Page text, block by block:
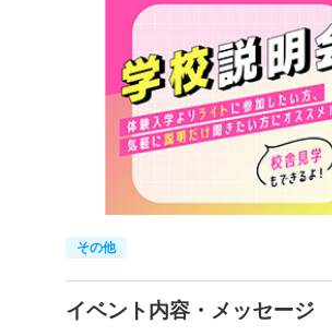
その他
イベント内容・メッセージ